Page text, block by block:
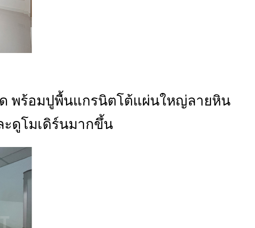
พร้อมปูพื้นแกรนิตโต้แผ่นใหญ่ลายหิน
ดูโมเดิร์นมากขึ้น